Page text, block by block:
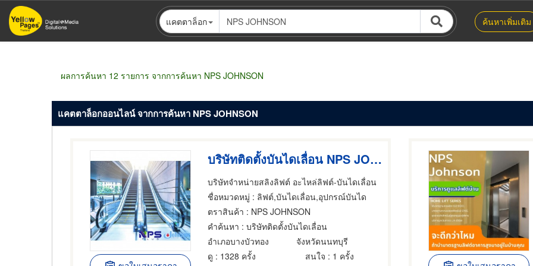
ข้าม
ไป
แคตตาล็อก ค้นหาเพิ่มเติม
ผลการค้นหา 12 รายการ จากการค้นหา NPS JOHNSON
แคตตาล็อกออนไลน์ จากการค้นหา NPS JOHNSON
บริษัทติดตั้งบันไดเลื่อน NPS JOHNSON
บริษัทจำหน่ายสลิงลิฟต์ อะไหล่ลิฟต์-บันไดเลื่อน
ชื่อหมวดหมู่ : ลิฟต์,บันไดเลื่อน,อุปกรณ์บันได
ตราสินค้า : NPS JOHNSON
คำค้นหา : บริษัทติดตั้งบันไดเลื่อน
อำเภอบางบัวทอง
จังหวัดนนทบุรี
ดู : 1328 ครั้ง สนใจ : 1 ครั้ง